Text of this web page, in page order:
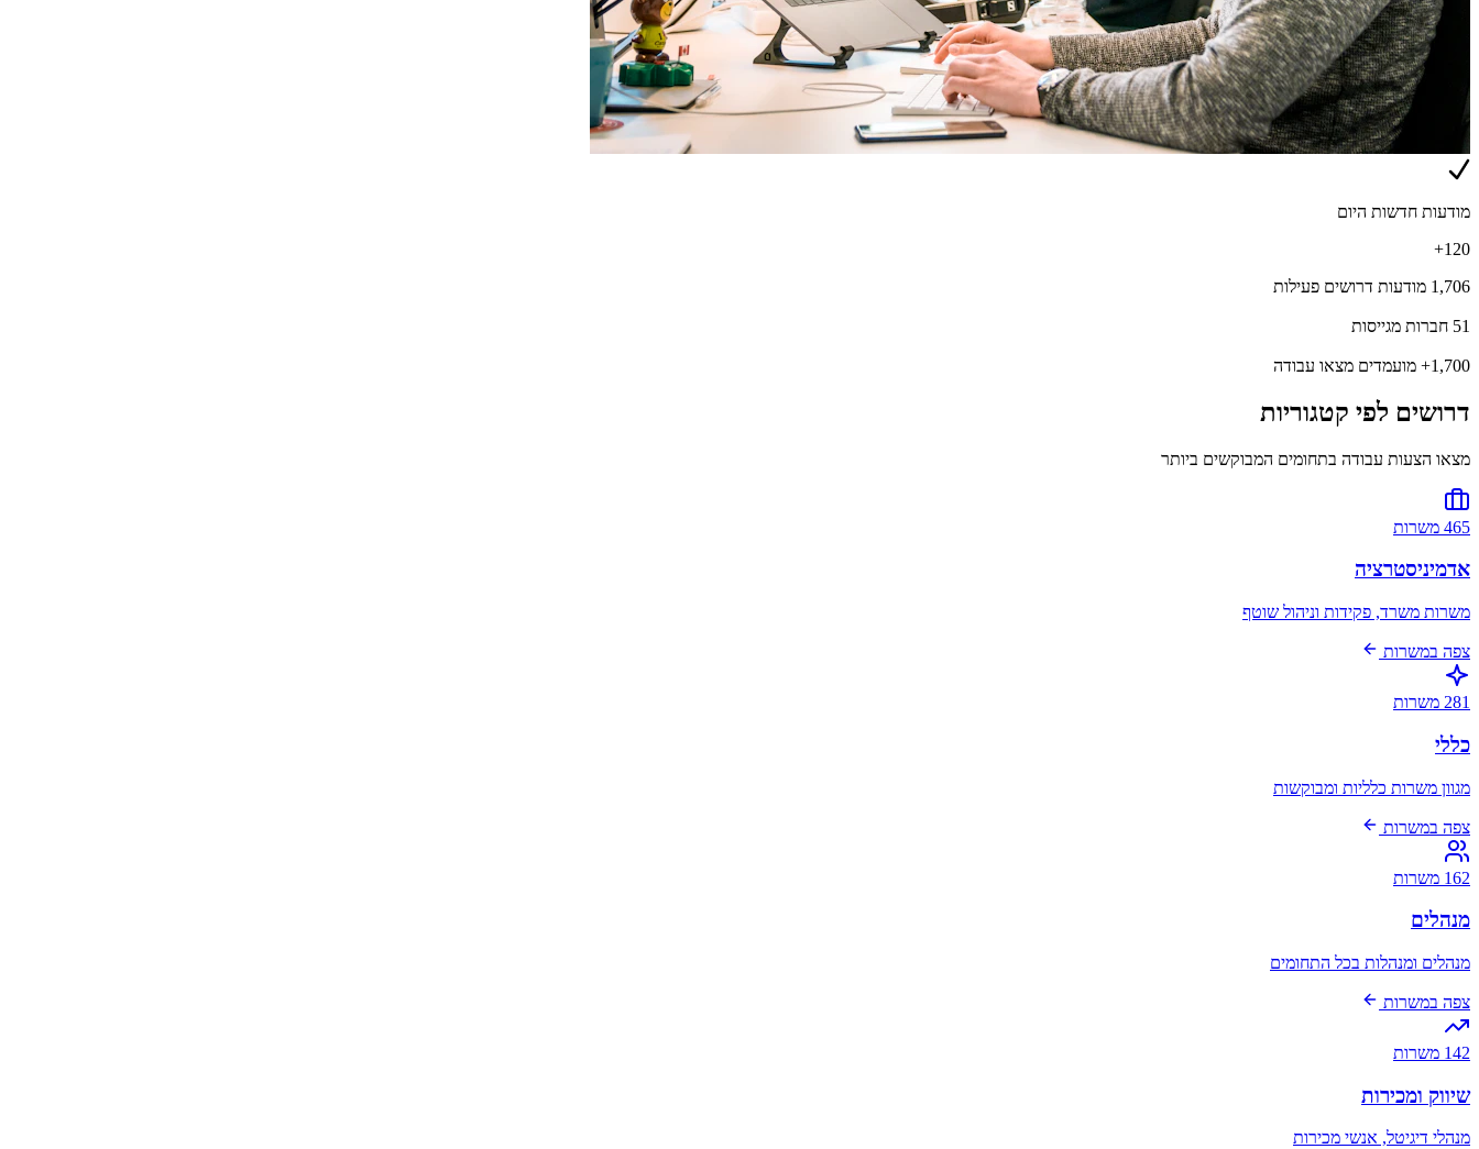
מודעות חדשות היום
120+
1,706 מודעות דרושים פעילות
51 חברות מגייסות
1,700+ מועמדים מצאו עבודה
דרושים לפי קטגוריות
מצאו הצעות עבודה בתחומים המבוקשים ביותר
465 משרות
אדמיניסטרציה
משרות משרד, פקידות וניהול שוטף
צפה במשרות
281 משרות
כללי
מגוון משרות כלליות ומבוקשות
צפה במשרות
162 משרות
מנהלים
מנהלים ומנהלות בכל התחומים
צפה במשרות
142 משרות
שיווק ומכירות
מנהלי דיגיטל, אנשי מכירות